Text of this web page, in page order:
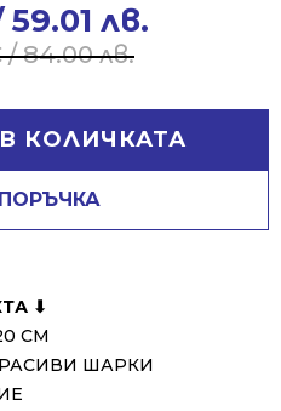
/ 84.00 лв.
59.01 лв.
КОЛИЧКАТА
⬇
СМ
ШАРКИ